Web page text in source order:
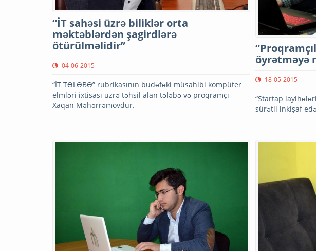
“İT sahəsi üzrə biliklər orta
məktəblərdən şagirdlərə
ötürülməlidir”
04-06-2015
“İT TƏLƏBƏ” rubrikasının budəfəki müsahibi kompüter
elmləri ixtisası üzrə təhsil alan tələbə və proqramçı
Xaqan Məhərrəmovdur.
öyrətməyə
18-05-2015
“Startap
sürətli inkişaf